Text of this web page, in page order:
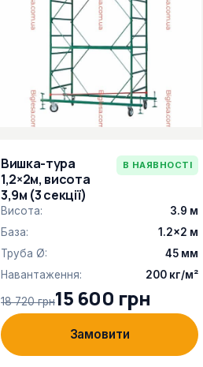
Вишка-тура
1,2×2м, висота
3,9м (3 секції)
В НАЯВНОСТІ
Висота:
3.9 м
База:
1.2×2 м
Труба Ø:
45 мм
Навантаження:
200 кг/м²
18 720 грн15 600 грн
Замовити